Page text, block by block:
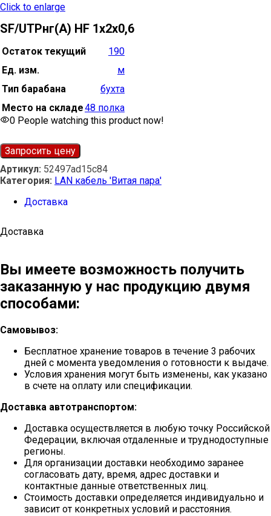
Click to enlarge
SF/UTPнг(А) HF 1х2х0,6
Остаток текущий
190
Ед. изм.
м
Тип барабана
бухта
Место на складе48 полка
0 People watching this product now!
Запросить цену
Артикул: 52497ad15c84
Категория: LAN кабель 'Витая пара'
Доставка
Доставка
Вы имеете возможность получить
заказанную у нас продукцию двумя
способами:
Самовывоз:
Бесплатное хранение товаров в течение 3 рабочих
дней с момента уведомления о готовности к выдаче.
Условия хранения могут быть изменены, как указано
в счете на оплату или спецификации.
Доставка автотранспортом:
Доставка осуществляется в любую точку Российской
Федерации, включая отдаленные и труднодоступные
регионы.
Для организации доставки необходимо заранее
согласовать дату, время, адрес доставки и
контактные данные ответственных лиц.
Стоимость доставки определяется индивидуально и
зависит от конкретных условий и расстояния.